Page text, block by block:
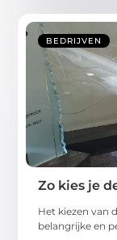
BEDRIJVEN
Zo kies je
Het kiezen van
belangrijke en